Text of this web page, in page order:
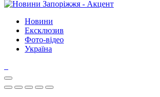
Новини
Ексклюзив
Фото-відео
Україна